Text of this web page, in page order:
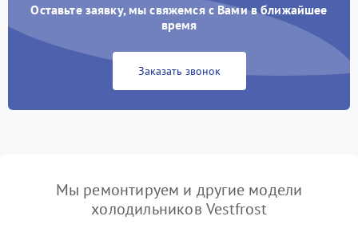
Оставьте заявку, мы свяжемся с Вами в ближайшее
время
Заказать звонок
Мы ремонтируем и другие модели
холодильников Vestfrost